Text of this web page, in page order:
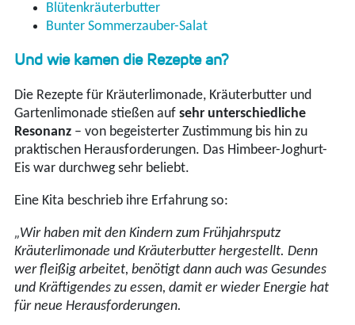
Blütenkräuterbutter
Bunter Sommerzauber-Salat
Und wie kamen die Rezepte an?
Die Rezepte für Kräuterlimonade, Kräuterbutter und
Gartenlimonade stießen auf sehr unterschiedliche
Resonanz – von begeisterter Zustimmung bis hin zu
praktischen Herausforderungen. Das Himbeer-Joghurt-
Eis war durchweg sehr beliebt.
Eine Kita beschrieb ihre Erfahrung so:
„Wir haben mit den Kindern zum Frühjahrsputz
Kräuterlimonade und Kräuterbutter hergestellt. Denn
wer fleißig arbeitet, benötigt dann auch was Gesundes
und Kräftigendes zu essen, damit er wieder Energie hat
für neue Herausforderungen.